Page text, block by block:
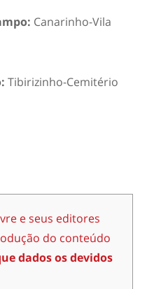
Canarinho-Vila
Tibirizinho-Cemitério
e seus editores
do conteúdo
dados os devidos